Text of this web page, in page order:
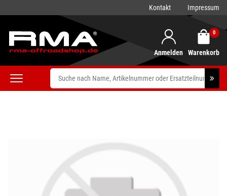
Kontakt Impressum
Anmelden
0
Warenkorb